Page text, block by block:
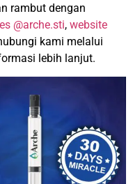
rambut dengan
@arche.sti, website
kami melalui
lebih lanjut.